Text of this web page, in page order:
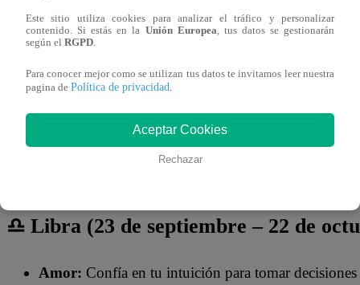
♎ Libra (23 de septiembre – 22 de
Amor: Confía en tu intuición para tomar decisiones
Este sitio utiliza cookies para analizar el tráfico y personalizar
contenido. Si estás en la Unión Europea , tus datos se gestionarán
según el RGPD
Para conocer mejor como se utilizan tus datos te invitamos leer nuestra
pagina de Política de privacidad
Aceptar Cookies
Rechazar